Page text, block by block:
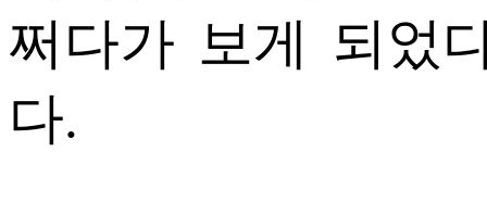
쩌다가 보게 되었
다.